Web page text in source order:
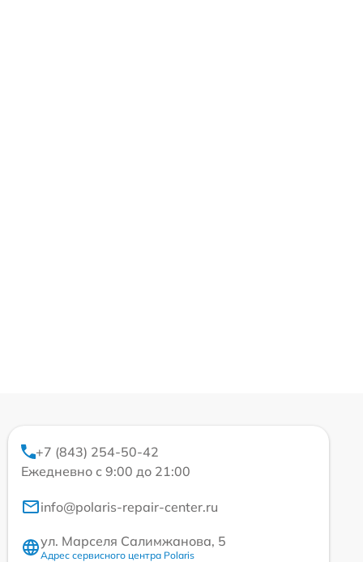
+7 (843) 254-50-42
Ежедневно с 9:00 до 21:00
info@polaris-repair-center.ru
ул. Марселя Салимжанова, 5
Адрес сервисного центра Polaris